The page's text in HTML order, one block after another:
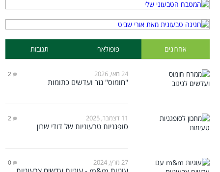
אחרונים פופולארי תגובות
24 מאי, 2026 2
"חומוס" גזר ועדשים כתומות
11 דצמבר, 2025 2
סופגניות טבעוניות של דודי שרון
27 מרץ, 2024 0